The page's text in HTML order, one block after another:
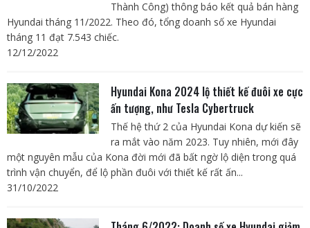
Thành Công) thông báo kết quả bán hàng
Hyundai tháng 11/2022. Theo đó, tổng doanh số xe Hyundai
tháng 11 đạt 7.543 chiếc.
12/12/2022
Hyundai Kona 2024 lộ thiết kế đuôi xe cực
ấn tượng, như Tesla Cybertruck
Thế hệ thứ 2 của Hyundai Kona dự kiến sẽ
ra mắt vào năm 2023. Tuy nhiên, mới đây
một nguyên mẫu của Kona đời mới đã bất ngờ lộ diện trong quá
trình vận chuyển, để lộ phần đuôi với thiết kế rất ấn...
31/10/2022